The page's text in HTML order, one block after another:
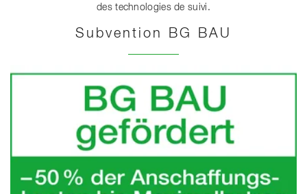
des technologies de suivi.
Subvention BG BAU